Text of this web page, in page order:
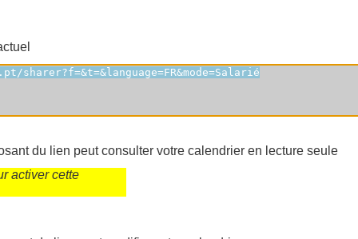
du lien peut consulter votre calendrier en lecture seule
activer cette